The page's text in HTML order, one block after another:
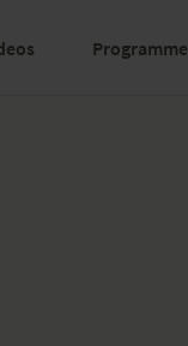
Programme